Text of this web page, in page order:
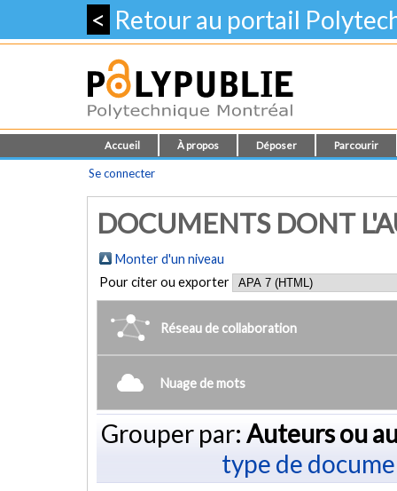
< Retour au portail
Accueil À propos Déposer Parcourir
Se connecter
DOCUMENTS DONT
Monter d'un niveau
Pour citer ou exporter
Réseau de collaboration
Nuage de mots
Grouper par: Auteurs ou
type de